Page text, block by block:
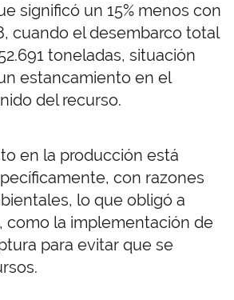
significó un 15% menos con
cuando el desembarco total
toneladas, situación
estancamiento en el
del recurso.
en la producción está
con razones
lo que obligó a
como la implementación de
para evitar que se